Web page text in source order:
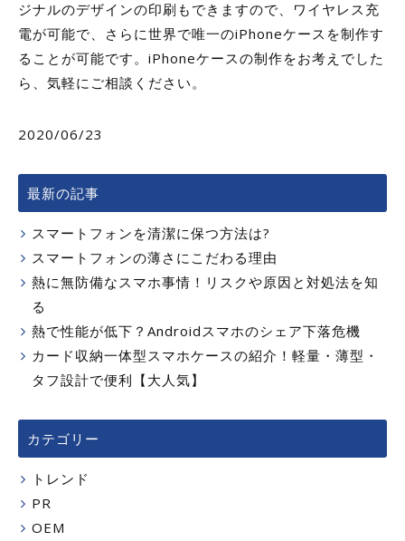
ジナルのデザインの印刷もできますので、ワイヤレス充
電が可能で、さらに世界で唯一のiPhoneケースを制作す
ることが可能です。iPhoneケースの制作をお考えでした
ら、気軽にご相談ください。
2020/06/23
最新の記事
スマートフォンを清潔に保つ方法は?
スマートフォンの薄さにこだわる理由
熱に無防備なスマホ事情！リスクや原因と対処法を知
る
熱で性能が低下？Androidスマホのシェア下落危機
カード収納一体型スマホケースの紹介！軽量・薄型・
タフ設計で便利【大人気】
カテゴリー
トレンド
PR
OEM